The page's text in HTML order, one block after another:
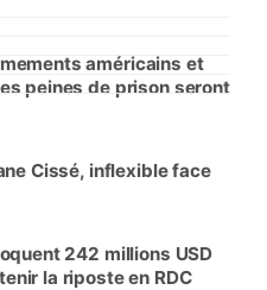
américains et
peines de prison seront
Cissé, inflexible face
242 millions USD
la riposte en RDC